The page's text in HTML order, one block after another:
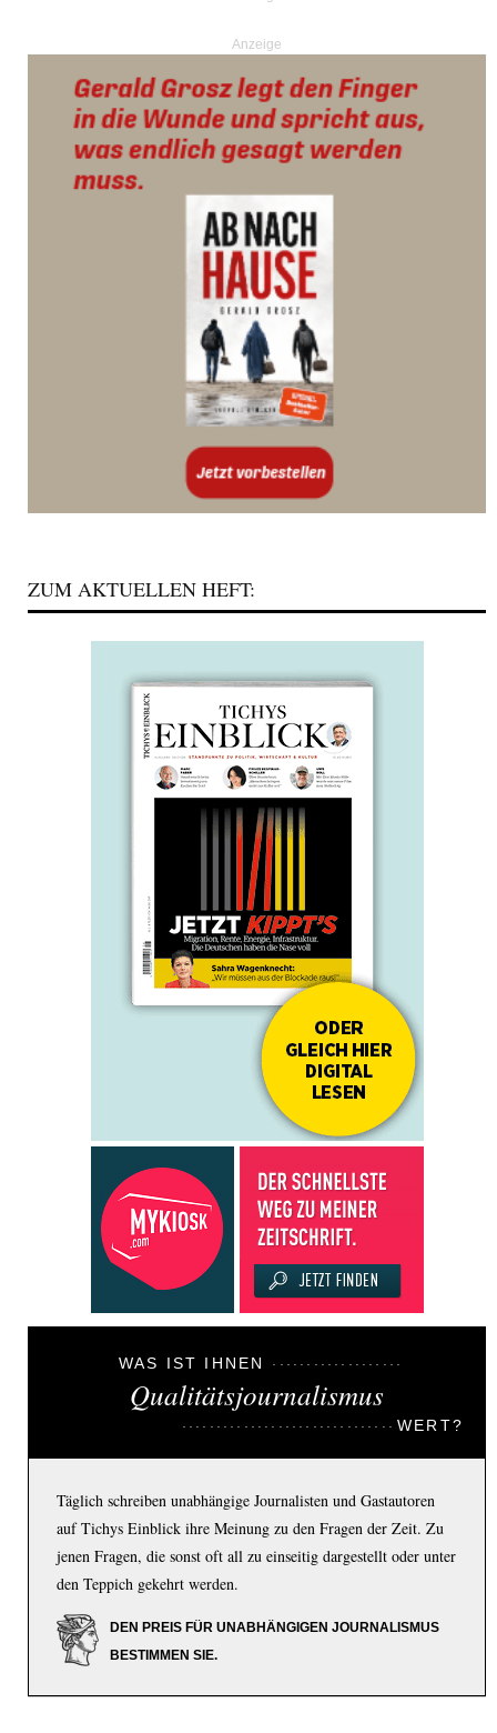
Anzeige
ZUM AKTUELLEN HEFT:
WAS IST IHNEN
Qualitätsjournalismus
WERT?
Täglich schreiben unabhängige Journalisten und Gastautoren
auf Tichys Einblick ihre Meinung zu den Fragen der Zeit. Zu
jenen Fragen, die sonst oft all zu einseitig dargestellt oder unter
den Teppich gekehrt werden.
DEN PREIS FÜR UNABHÄNGIGEN JOURNALISMUS
BESTIMMEN SIE.